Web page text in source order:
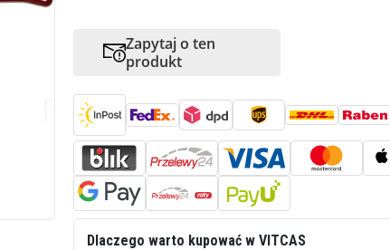
Zapytaj o ten
produkt
Dlaczego warto kupować w VITCAS